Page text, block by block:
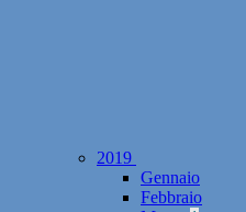
2019
Gennaio
Febbraio